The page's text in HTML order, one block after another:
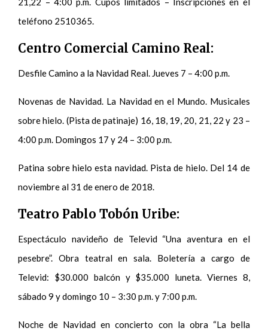
teléfono 2510365.
Centro Comercial Camino Real:
Desfile Camino a la Navidad Real. Jueves 7 – 4:00 p.m.
Novenas de Navidad. La Navidad en el Mundo. Musicales
sobre hielo. (Pista de patinaje) 16, 18, 19, 20, 21, 22 y 23 –
4:00 p.m. Domingos 17 y 24 – 3:00 p.m.
Patina sobre hielo esta navidad. Pista de hielo. Del 14 de
noviembre al 31 de enero de 2018.
Teatro Pablo Tobón Uribe:
Espectáculo navideño de Televid “Una aventura en el
pesebre”. Obra teatral en sala. Boletería a cargo de
Televid: $30.000 balcón y $35.000 luneta. Viernes 8,
sábado 9 y domingo 10 – 3:30 p.m. y 7:00 p.m.
Noche de Navidad en concierto con la obra “La bella